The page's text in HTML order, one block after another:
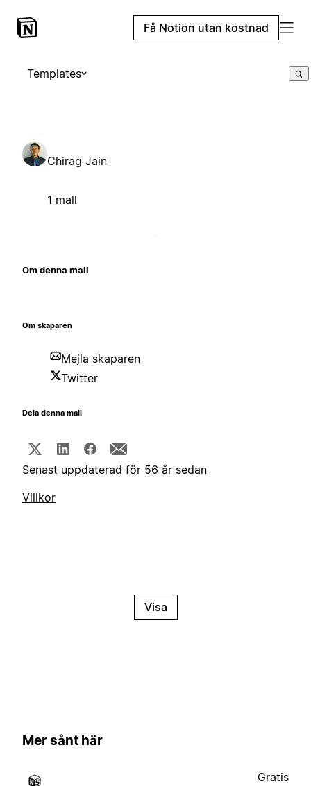
Få Notion utan kostnad
Templates
Chirag Jain
1 mall
Om denna mall
Om skaparen
Mejla skaparen
Twitter
Dela denna mall
Senast uppdaterad för 56 år sedan
Villkor
Visa
Mer sånt här
Gratis